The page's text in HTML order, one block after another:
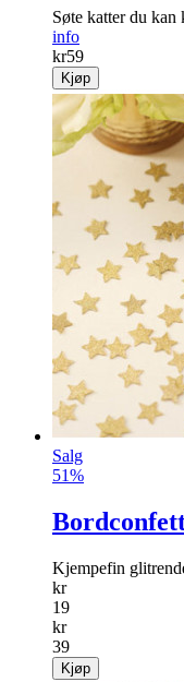
Søte katter du kan
info
kr59
Kjøp
Salg
51%
Kjempefin
kr
19
kr
39
Kjøp